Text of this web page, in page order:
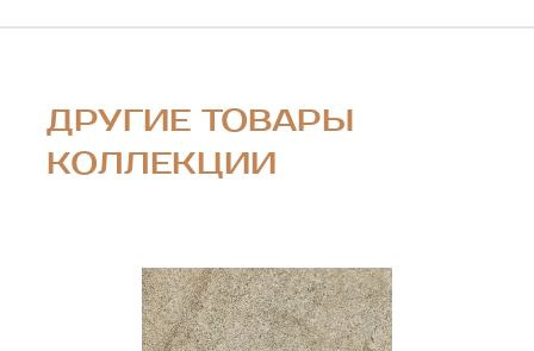
ДРУГИЕ ТОВАРЫ
КОЛЛЕКЦИИ